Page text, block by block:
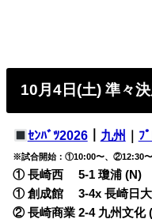
10月4日(土) 準々
ｾﾝﾊﾞﾂ2026｜ 九州 ﾌ
※試合開始：①10:00〜、②12:30〜
① 長崎西 5-1 瓊浦 (N)
① 創成館 3-4x 長崎日大
② 長崎商業 2-4 九州文化